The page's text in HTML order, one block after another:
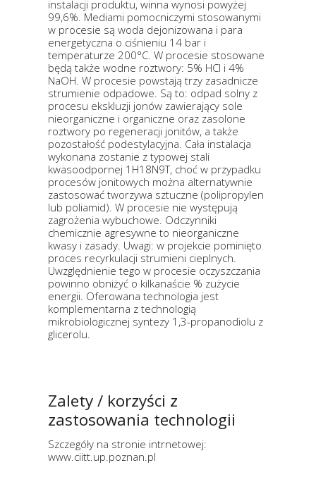
instalacji produktu, winna wynosi powyżej
99,6%. Mediami pomocniczymi stosowanymi
w procesie są woda dejonizowana i para
energetyczna o ciśnieniu 14 bar i
temperaturze 200°C. W procesie stosowane
będą także wodne roztwory: 5% HCl i 4%
NaOH. W procesie powstają trzy zasadnicze
strumienie odpadowe. Są to: odpad solny z
procesu ekskluzji jonów zawierający sole
nieorganiczne i organiczne oraz zasolone
roztwory po regeneracji jonitów, a także
pozostałość podestylacyjna. Cała instalacja
wykonana zostanie z typowej stali
kwasoodpornej 1H18N9T, choć w przypadku
procesów jonitowych można alternatywnie
zastosować tworzywa sztuczne (polipropylen
lub poliamid). W procesie nie występują
zagrożenia wybuchowe. Odczynniki
chemicznie agresywne to nieorganiczne
kwasy i zasady. Uwagi: w projekcie pominięto
proces recyrkulacji strumieni cieplnych.
Uwzględnienie tego w procesie oczyszczania
powinno obniżyć o kilkanaście % zużycie
energii. Oferowana technologia jest
komplementarna z technologią
mikrobiologicznej syntezy 1,3-propanodiolu z
glicerolu.
Zalety / korzyści z
zastosowania technologii
Szczegóły na stronie intrnetowej:
www.ciitt.up.poznan.pl